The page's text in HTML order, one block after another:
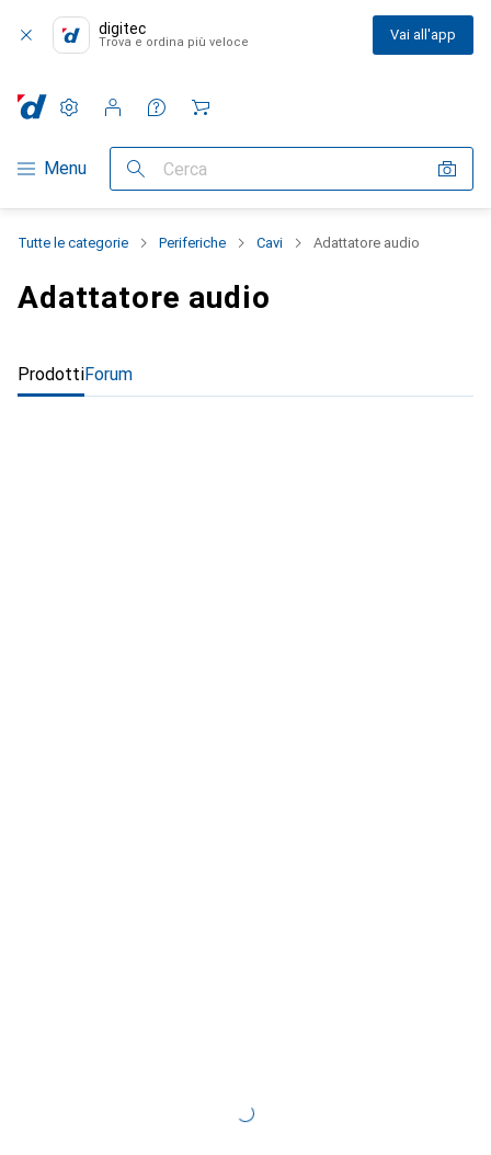
digitec
Trova e ordina più veloce Vai all'app
Categoria Navigazione
Menu Cerca
Impostazioni
Conto cliente
Liste di confronto
Liste dei desideri
Carrello
Tutte le categorie Periferiche Cavi Adattatore audio
Adattatore audio
ProdottiForum